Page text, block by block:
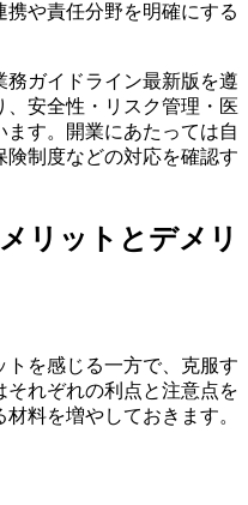
や責任分野を明確にする
務ガイドライン最新版を遵
安全性・リスク管理・医
す。開業にあたっては自
制度などの対応を確認す
リットとデメリ
を感じる一方で、克服す
れぞれの利点と注意点を
料を増やしておきます。